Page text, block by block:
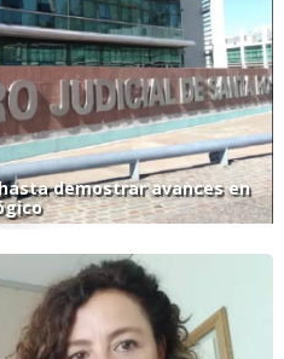
demostrar avances en